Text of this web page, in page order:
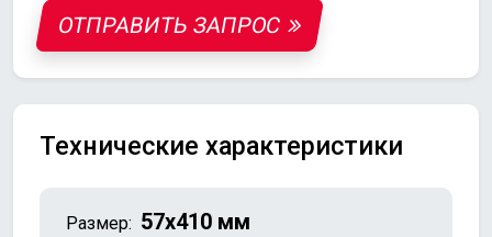
ОТПРАВИТЬ ЗАПРОС
Технические характеристики
Размер: 57х410 мм